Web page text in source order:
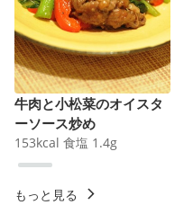
牛肉と小松菜のオイスタ
ーソース炒め
153kcal 食塩 1.4g
もっと見る